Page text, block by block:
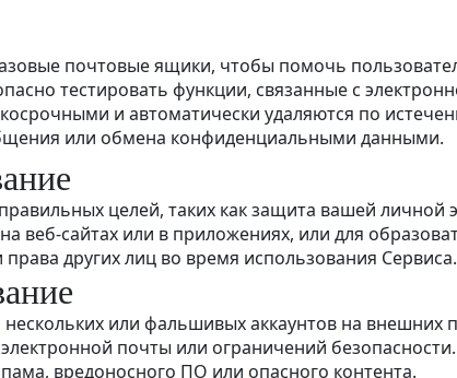
почтовые ящики, чтобы помочь
тестировать функции, связанные с
и автоматически удаляются по
или обмена конфиденциальными данными.
целей, таких как защита вашей личной
веб-сайтах или в приложениях, или для
других лиц во время использования Сервиса.
или фальшивых аккаунтов на внешних
почты или ограничений безопасности.
вредоносного ПО или опасного контента.